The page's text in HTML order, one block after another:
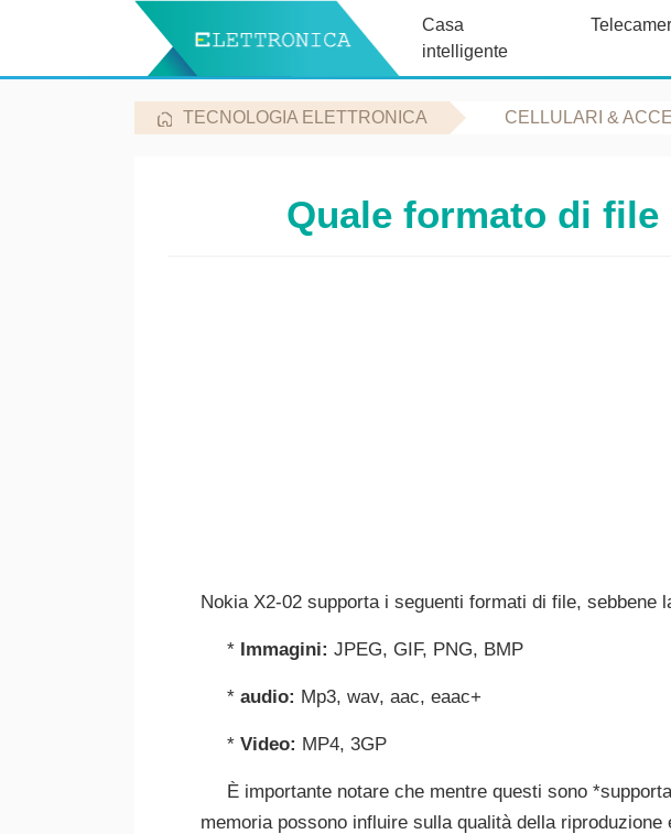
Casa
intelligente
TECNOLOGIA ELETTRONICA CELLULARI &
Quale formato di file
Nokia X2-02 supporta i seguenti formati di file,
* Immagini: JPEG, GIF, PNG, BMP
* audio: Mp3, wav, aac, eaac+
* Video: MP4, 3GP
È importante notare che mentre questi sono
memoria possono influire sulla qualità della